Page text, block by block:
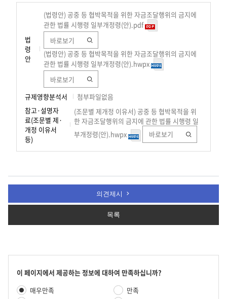
법
령
안
(법령안) 공중 등 협박목적을 위한 자금조달행위의 금지에
관한 법률 시행령 일부개정령(안).pdf
바로보기
(법령안) 공중 등 협박목적을 위한 자금조달행위의 금지에
관한 법률 시행령 일부개정령(안).hwpx
바로보기
규제영향분석서
첨부파일없음
참고·설명자
료(조문별 제·
개정 이유서
등)
(조문별 제개정 이유서) 공중 등 협박목적을 위
한 자금조달행위의 금지에 관한 법률 시행령 일
부개정령(안).hwpx
바로보기
의견제시
목록
콘
츠
이 페이지에서 제공하는 정보에 대하여 만족하십니까?
만
족
매우만족
만족